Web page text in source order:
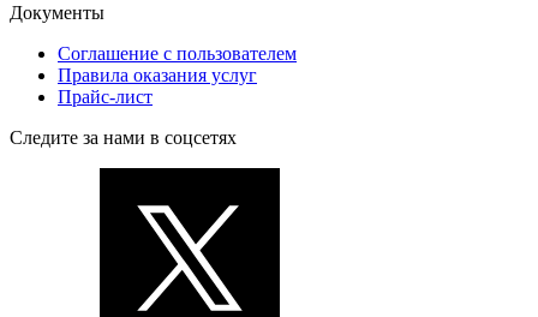
Документы
Соглашение с пользователем
Правила оказания услуг
Прайс-лист
Следите за нами в соцсетях